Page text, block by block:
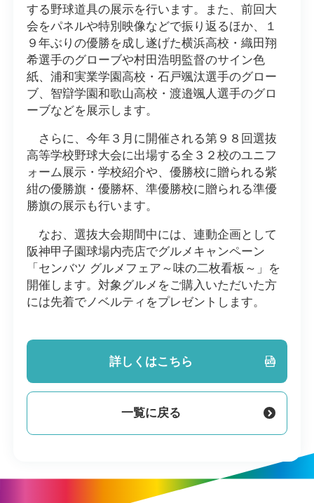
する野球道具の展示を行います。また、前回大
会をパネルや特別映像などで振り返るほか、１
９年ぶりの優勝を成し遂げた横浜高校・織田翔
希選手のグローブや村田浩明監督のサイン色
紙、浦和実業学園高校・石戸颯汰選手のグロー
ブ、智辯学園和歌山高校・渡邉颯人選手のグロ
ーブなどを展示します。
さらに、今年３月に開催される第９８回選抜
高等学校野球大会に出場する全３２校のユニフ
ォーム展示・学校紹介や、優勝校に贈られる紫
紺の優勝旗・優勝杯、準優勝校に贈られる準優
勝旗の展示も行います。
なお、選抜大会期間中には、連動企画として
阪神甲子園球場内売店でグルメキャンペーン
「センバツ グルメフェア～味の二枚看板～」を
開催します。対象グルメをご購入いただいた方
には先着でノベルティをプレゼントします。
詳しくはこちら
一覧に戻る